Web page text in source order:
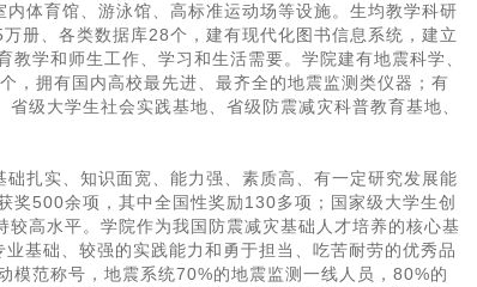
体育馆、游泳馆、高标准运动场等设施。生均教学科研
册、各类数据库28个，建有现代化图书信息系统，建立
学和师生工作、学习和生活需要。学院建有地震科学、
，拥有国内高校最先进、最齐全的地震监测类仪器；有
级大学生社会实践基地、省级防震减灾科普教育基地、
扎实、知识面宽、能力强、素质高、有一定研究发展能
奖500余项，其中全国性奖励130多项；国家级大学生创
高水平。学院作为我国防震减灾基础人才培养的核心基
基础、较强的实践能力和勇于担当、吃苦耐劳的优秀品
模范称号，地震系统70%的地震监测一线人员，80%的